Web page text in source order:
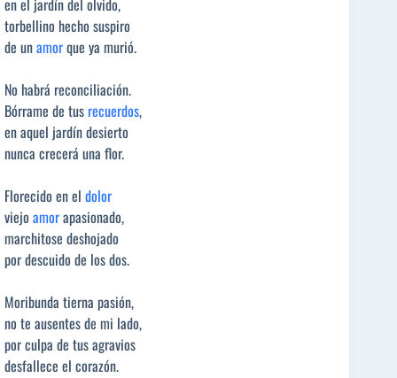
en el jardín del olvido,
torbellino hecho suspiro
de unamorque ya murió.
No habrá reconciliación.
Bórrame de tus recuerdos,
en aquel jardín desierto
nunca crecerá una flor.
Florecido en el dolor
viejo amorapasionado,
marchitose deshojado
por descuido de los dos.
Moribunda tierna pasión,
no te ausentes de mi lado,
por culpa de tus agravios
desfallece el corazón.